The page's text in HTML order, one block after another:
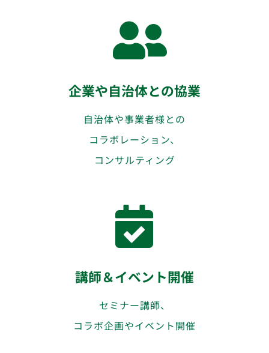
企業や自治体との協業
自治体や事業者様との
コラボレーション、
コンサルティング
講師＆イベント開催
セミナー講師、
コラボ企画やイベント開催